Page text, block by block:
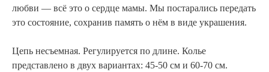
любви — всё это о сердце мамы. Мы постарались передать
это состояние, сохранив память о нём в виде украшения.
Цепь несъемная. Регулируется по длине. Колье
представлено в двух вариантах: 45-50 см и 60-70 см.